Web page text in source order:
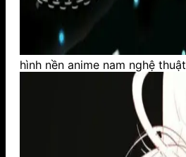
hình nền anime nam nghệ thuật